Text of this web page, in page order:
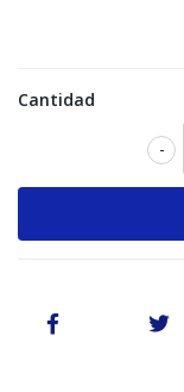
Cantidad
-